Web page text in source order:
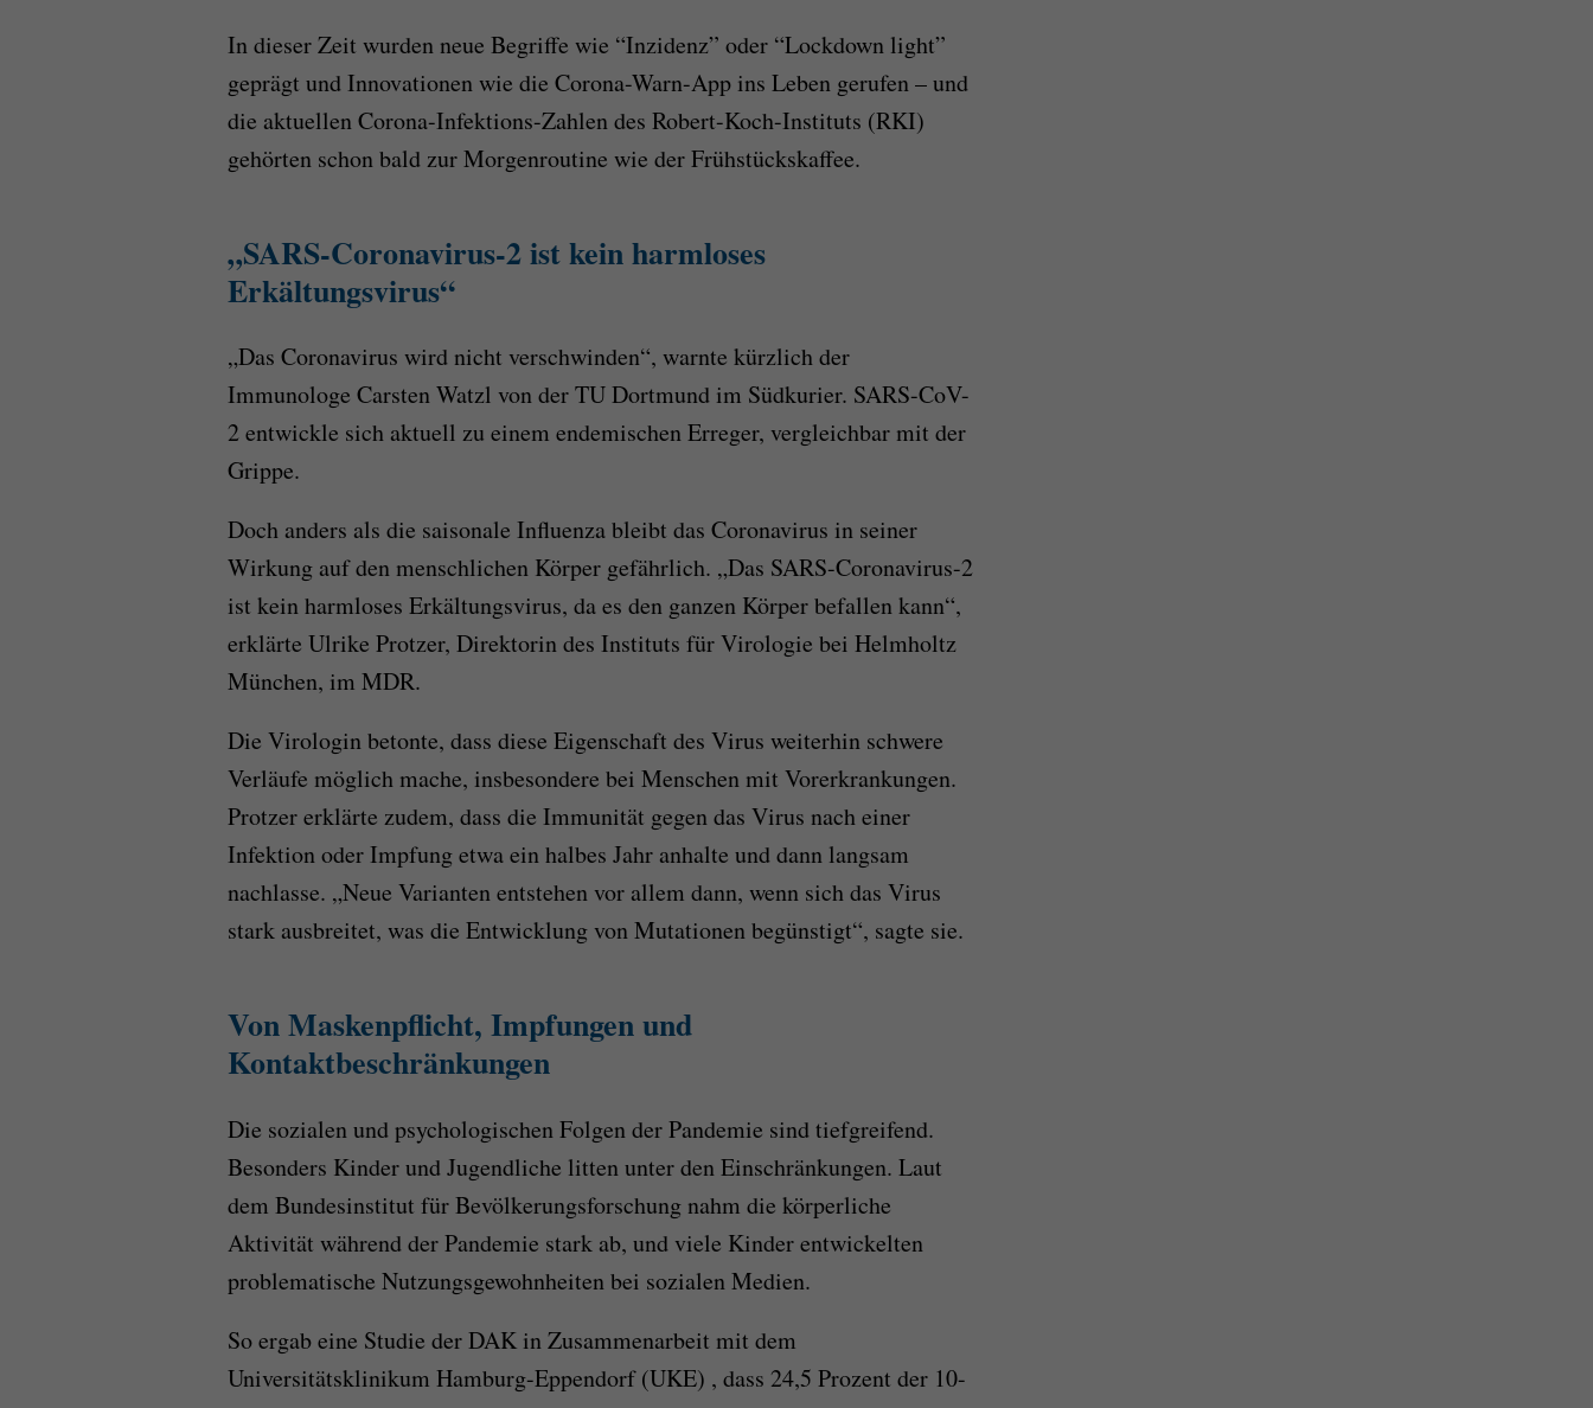
In dieser Zeit wurden neue Begriffe wie “Inzidenz” oder “Lockdown light”
geprägt und Innovationen wie die Corona-Warn-App ins Leben gerufen – und
die aktuellen Corona-Infektions-Zahlen des Robert-Koch-Instituts (RKI)
gehörten schon bald zur Morgenroutine wie der Frühstückskaffee.
„SARS-Coronavirus-2 ist kein harmloses
Erkältungsvirus“
„Das Coronavirus wird nicht verschwinden“, warnte kürzlich der
Immunologe Carsten Watzl von der TU Dortmund im Südkurier. SARS-CoV-
2 entwickle sich aktuell zu einem endemischen Erreger, vergleichbar mit der
Grippe.
Doch anders als die saisonale Influenza bleibt das Coronavirus in seiner
Wirkung auf den menschlichen Körper gefährlich. „Das SARS-Coronavirus-2
ist kein harmloses Erkältungsvirus, da es den ganzen Körper befallen kann“,
erklärte Ulrike Protzer, Direktorin des Instituts für Virologie bei Helmholtz
München, im MDR.
Die Virologin betonte, dass diese Eigenschaft des Virus weiterhin schwere
Verläufe möglich mache, insbesondere bei Menschen mit Vorerkrankungen.
Protzer erklärte zudem, dass die Immunität gegen das Virus nach einer
Infektion oder Impfung etwa ein halbes Jahr anhalte und dann langsam
nachlasse. „Neue Varianten entstehen vor allem dann, wenn sich das Virus
stark ausbreitet, was die Entwicklung von Mutationen begünstigt“, sagte sie.
Von Maskenpflicht, Impfungen und
Kontaktbeschränkungen
Die sozialen und psychologischen Folgen der Pandemie sind tiefgreifend.
Besonders Kinder und Jugendliche litten unter den Einschränkungen. Laut
dem Bundesinstitut für Bevölkerungsforschung nahm die körperliche
Aktivität während der Pandemie stark ab, und viele Kinder entwickelten
problematische Nutzungsgewohnheiten bei sozialen Medien.
So ergab eine Studie der DAK in Zusammenarbeit mit dem
Universitätsklinikum Hamburg-Eppendorf (UKE) , dass 24,5 Prozent der 10-